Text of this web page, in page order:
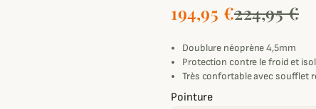
194,95 €224,95 €
Doublure néoprène 4,5mm
Protection contre le froid et
Très confortable avec soufflet
Pointure